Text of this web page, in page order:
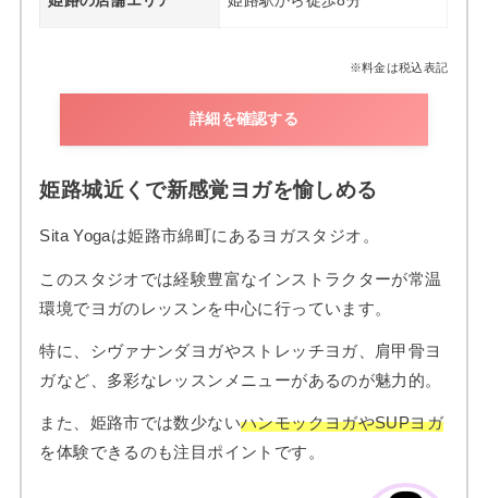
※料金は税込表記
詳細を確認する
姫路城近くで新感覚ヨガを愉しめる
Sita Yogaは姫路市綿町にあるヨガスタジオ。
このスタジオでは経験豊富なインストラクターが常温
環境でヨガのレッスンを中心に行っています。
特に、シヴァナンダヨガやストレッチヨガ、肩甲骨ヨ
ガなど、多彩なレッスンメニューがあるのが魅力的。
また、姫路市では数少ないハンモックヨガやSUPヨガ
を体験できるのも注目ポイントです。